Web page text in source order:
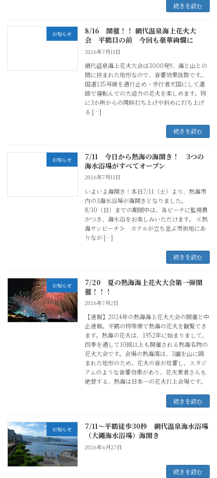
続きを読む
お知らせ
8/16 開催！！ 網代温泉海上花火大
会 平鶴目の前 今回も豪華絢爛に
2026年7月11日
網代温泉海上花火大会は3000発!!、海と山との
間に挟まれた地形なので、音響効果抜群です。
国道135号線を通行止め・歩行者天国にして道
路で寝転んでの大迫力の花火を楽しめます。特
に3か所からの同時打ち上げや斜めに打ち上げ
る […]
続きを読む
お知らせ
7/11 今日から熱海の海開き！ 3つの
海水浴場がすべてオープン
2026年7月11日
いよいよ海開き！本日7/11（土）より、熱海市
内の3海水浴場が海開きとなりました。
8/30（日）までの期間中は、各ビーチに監視員
がつき、海水浴をお楽しみいただけます。 ≪熱
海サンビーチ≫ ホテルが立ち並ぶ市街地にあ
りなが […]
続きを読む
お知らせ
7/20 夏の熱海海上花火大会第一弾開
催！！！
2026年7月2日
【速報】2024年の熱海海上花火大会の開催と中
止速報。平鶴の特等席で熱海の花火を観覧でき
ます。熱海の花火は、1952年に始まりまして、
四季を通して10回以上も開催される熱海名物の
花火大会です。会場の熱海湾は、3面を山に囲
まれた地形のため、花火の音が反響し、スタジ
アムのような音響効果があり、花火業者さんも
絶賛する、熱海は日本一の花火打上会場です。
続きを読む
お知らせ
7/11～平鶴徒歩30秒 網代温泉海水浴場
（大繩海水浴場）海開き
2026年6月27日
続きを読む